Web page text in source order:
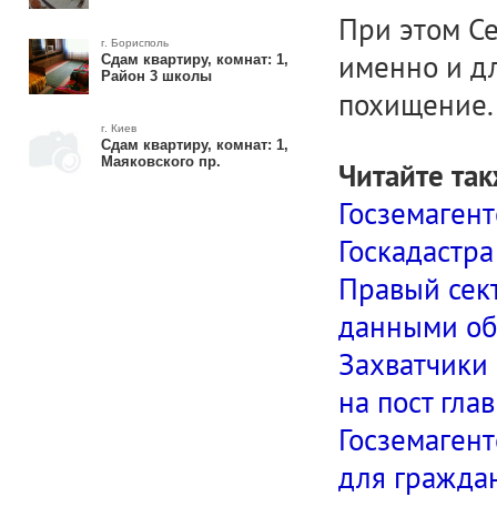
г. Борисполь
Сдам квартиру, комнат: 1,
Район 3 школы
г. Киев
Сдам квартиру, комнат: 1,
Маяковского пр.
При этом
именно и
похищение.
Читайте
Правый
данными
на пост
для